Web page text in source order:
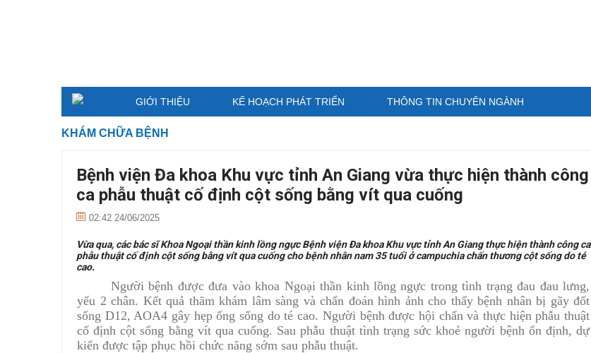
GIỚI THIỆU KẾ HOẠCH PHÁT TRIỂN THÔNG TIN CHUYÊN NGÀNH
KHÁM CHỮA BỆNH
Bệnh viện Đa khoa Khu vực tỉnh An Giang vừa thực hiện thành công
ca phẫu thuật cố định cột sống bằng vít qua cuống
02:42 24/06/2025
Vừa qua, các bác sĩ Khoa Ngoại thần kinh lồng ngực Bệnh viện Đa khoa Khu vực tỉnh An Giang thực hiện thành công ca
phẫu thuật cố định cột sống bằng vít qua cuống cho bệnh nhân nam 35 tuổi ở campuchia chấn thương cột sống do té
cao.
Người bệnh được đưa vào khoa Ngoại thần kinh lồng ngực trong tình trạng đau đau lưng,
yếu 2 chân. Kết quả thăm khám lâm sàng và chẩn đoán hình ảnh cho thấy bệnh nhân bị gãy đốt
sống D12, AOA4 gây hẹp ống sống do té cao. Người bệnh được hội chẩn và thực hiện phẫu thuật
cố định cột sống bằng vít qua cuống. Sau phẫu thuật tình trạng sức khoẻ người bệnh ổn định, dự
kiến được tập phục hồi chức năng sớm sau phẫu thuật.